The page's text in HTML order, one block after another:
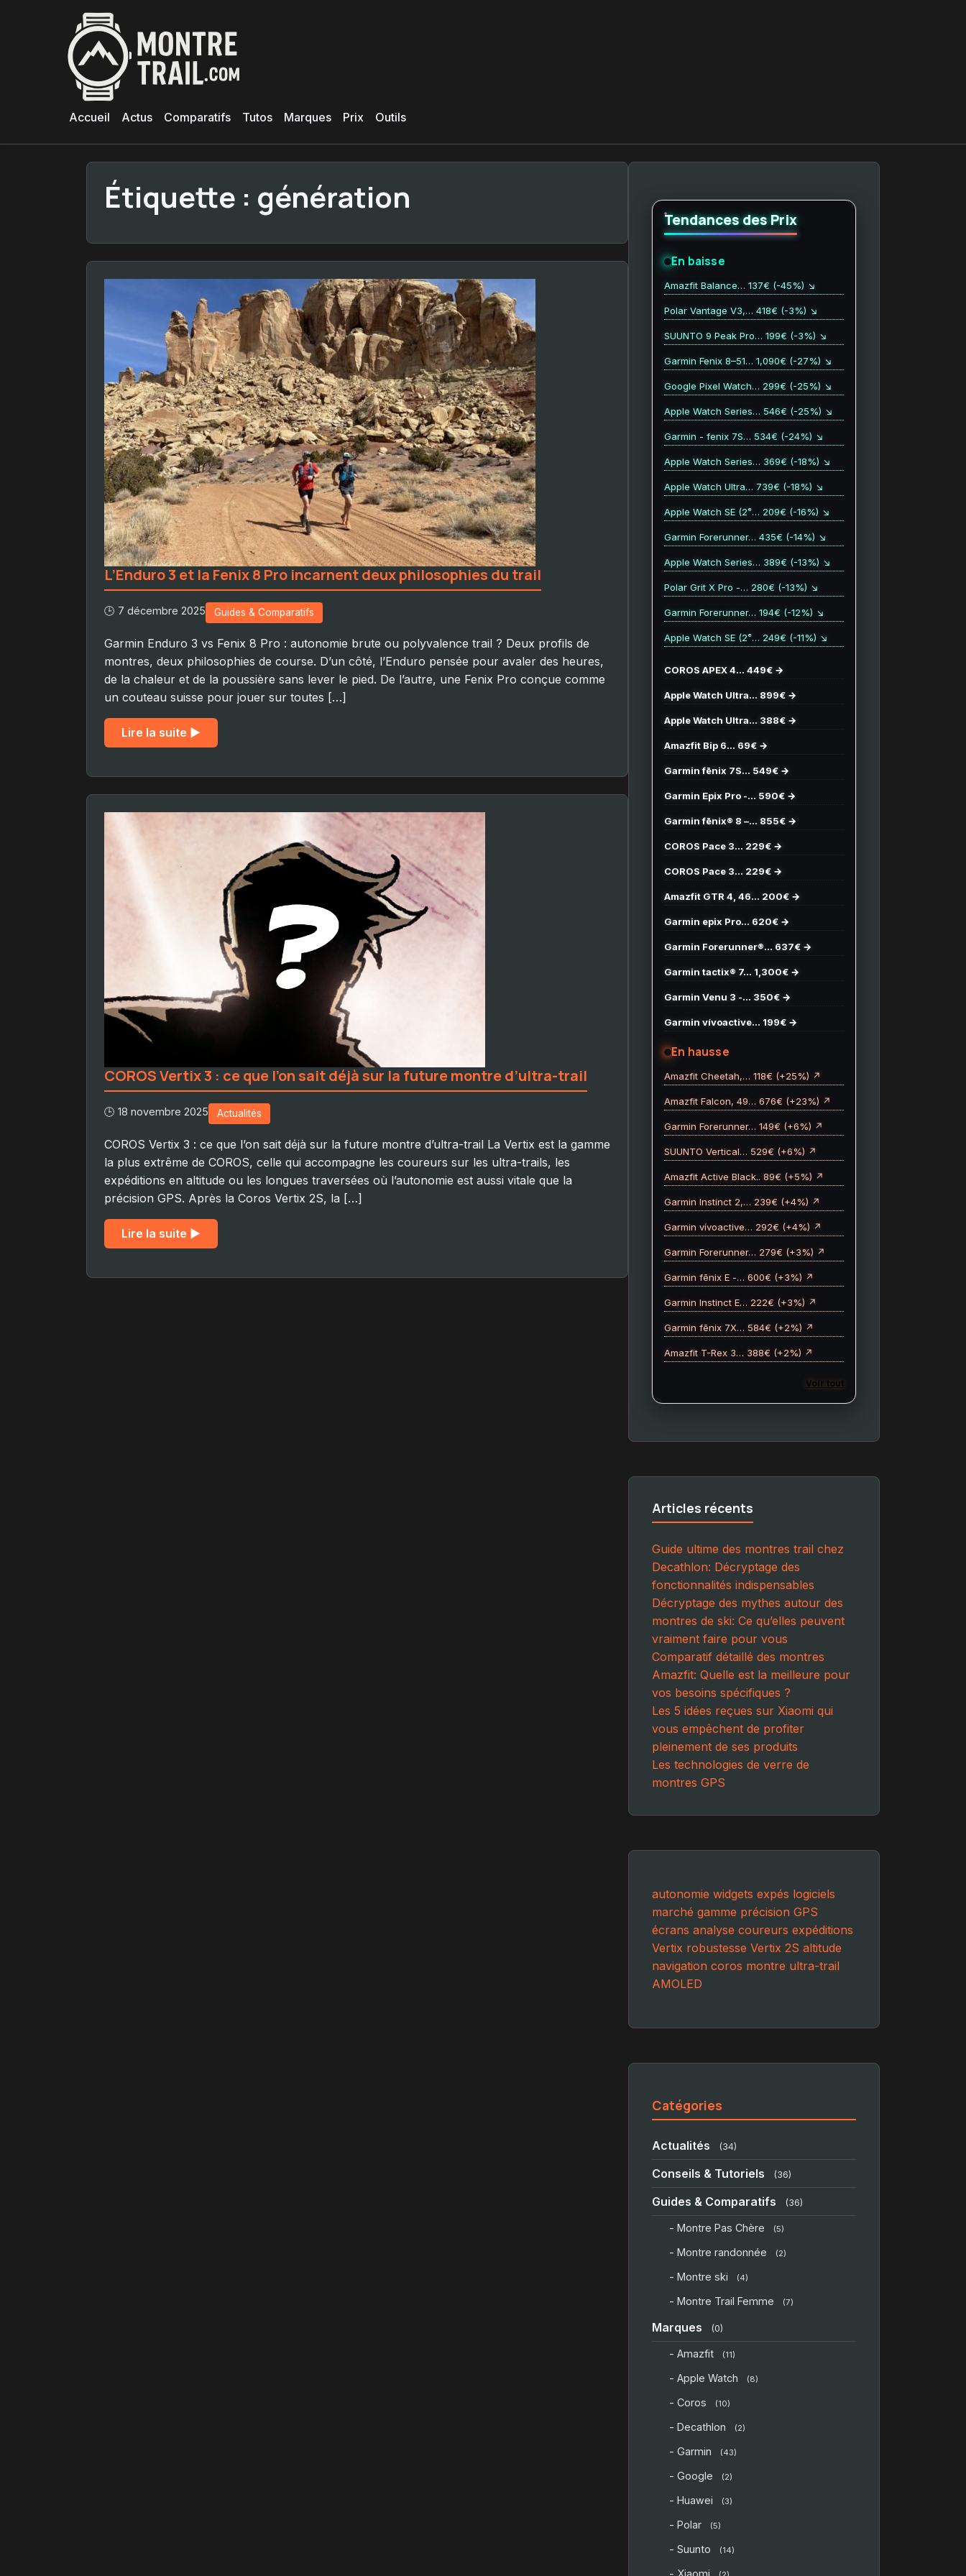
Accueil Actus Comparatifs Tutos Marques Prix Outils
Étiquette : génération
L’Enduro 3 et la Fenix 8 Pro incarnent deux philosophies du trail
🕒 7 décembre 2025 Guides & Comparatifs
Garmin Enduro 3 vs Fenix 8 Pro : autonomie brute ou polyvalence trail ? Deux profils de
montres, deux philosophies de course. D’un côté, l’Enduro pensée pour avaler des heures,
de la chaleur et de la poussière sans lever le pied. De l’autre, une Fenix Pro conçue comme
un couteau suisse pour jouer sur toutes […]
Lire la suite ▶︎
COROS Vertix 3 : ce que l’on sait déjà sur la future montre d’ultra-trail
🕒 18 novembre 2025 Actualités
COROS Vertix 3 : ce que l’on sait déjà sur la future montre d’ultra-trail La Vertix est la gamme
la plus extrême de COROS, celle qui accompagne les coureurs sur les ultra-trails, les
expéditions en altitude ou les longues traversées où l’autonomie est aussi vitale que la
précision GPS. Après la Coros Vertix 2S, la […]
Lire la suite ▶︎
Tendances des Prix
En baisse
Amazfit Balance… 137€ (-45%) ↘
Polar Vantage V3,… 418€ (-3%) ↘
SUUNTO 9 Peak Pro… 199€ (-3%) ↘
Garmin Fenix 8–51… 1,090€ (-27%) ↘
Google Pixel Watch… 299€ (-25%) ↘
Apple Watch Series… 546€ (-25%) ↘
Garmin - fenix 7S… 534€ (-24%) ↘
Apple Watch Series… 369€ (-18%) ↘
Apple Watch Ultra… 739€ (-18%) ↘
Apple Watch SE (2ᵉ… 209€ (-16%) ↘
Garmin Forerunner… 435€ (-14%) ↘
Apple Watch Series… 389€ (-13%) ↘
Polar Grit X Pro -… 280€ (-13%) ↘
Garmin Forerunner… 194€ (-12%) ↘
Apple Watch SE (2ᵉ… 249€ (-11%) ↘
COROS APEX 4… 449€ →
Apple Watch Ultra… 899€ →
Apple Watch Ultra… 388€ →
Amazfit Bip 6… 69€ →
Garmin fēnix 7S… 549€ →
Garmin Epix Pro -… 590€ →
Garmin fēnix® 8 –… 855€ →
COROS Pace 3… 229€ →
COROS Pace 3… 229€ →
Amazfit GTR 4, 46… 200€ →
Garmin epix Pro… 620€ →
Garmin Forerunner®… 637€ →
Garmin tactix® 7… 1,300€ →
Garmin Venu 3 -… 350€ →
Garmin vívoactive… 199€ →
En hausse
Amazfit Cheetah,… 118€ (+25%) ↗
Amazfit Falcon, 49… 676€ (+23%) ↗
Garmin Forerunner… 149€ (+6%) ↗
SUUNTO Vertical… 529€ (+6%) ↗
Amazfit Active Black.. 89€ (+5%) ↗
Garmin Instinct 2,… 239€ (+4%) ↗
Garmin vívoactive… 292€ (+4%) ↗
Garmin Forerunner… 279€ (+3%) ↗
Garmin fēnix E -… 600€ (+3%) ↗
Garmin Instinct E… 222€ (+3%) ↗
Garmin fēnix 7X… 584€ (+2%) ↗
Amazfit T-Rex 3… 388€ (+2%) ↗
Voir tout
Articles récents
Guide ultime des montres trail chez
Decathlon: Décryptage des
fonctionnalités indispensables
Décryptage des mythes autour des
montres de ski: Ce qu’elles peuvent
vraiment faire pour vous
Comparatif détaillé des montres
Amazfit: Quelle est la meilleure pour
vos besoins spécifiques ?
Les 5 idées reçues sur Xiaomi qui
vous empêchent de profiter
pleinement de ses produits
Les technologies de verre de
montres GPS
autonomie widgets expés logiciels
marché gamme précision GPS
écrans analyse coureurs expéditions
Vertix robustesse Vertix 2S altitude
navigation coros montre ultra-trail
AMOLED
Catégories
Actualités (34)
Conseils & Tutoriels (36)
Guides & Comparatifs (36)
- Montre Pas Chère (5)
- Montre randonnée (2)
- Montre ski (4)
- Montre Trail Femme (7)
Marques (0)
- Amazfit (11)
- Apple Watch (8)
- Coros (10)
- Decathlon (2)
- Garmin (43)
- Google (2)
- Huawei (3)
- Polar (5)
- Suunto (14)
- Xiaomi